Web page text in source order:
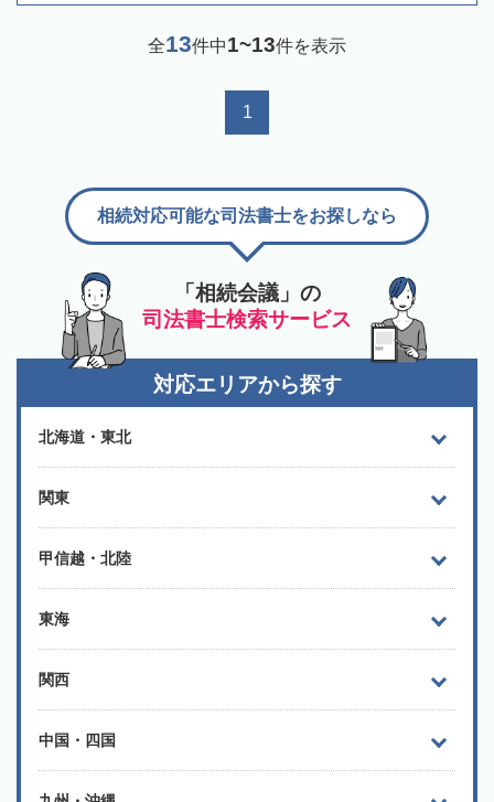
全13件中1~13件を表示
1
「相続会議」の
司法書士検索サービス
相続対応可能な司法書士をお探しなら
対応エリアから探す
北海道・東北
関東
甲信越・北陸
東海
関西
中国・四国